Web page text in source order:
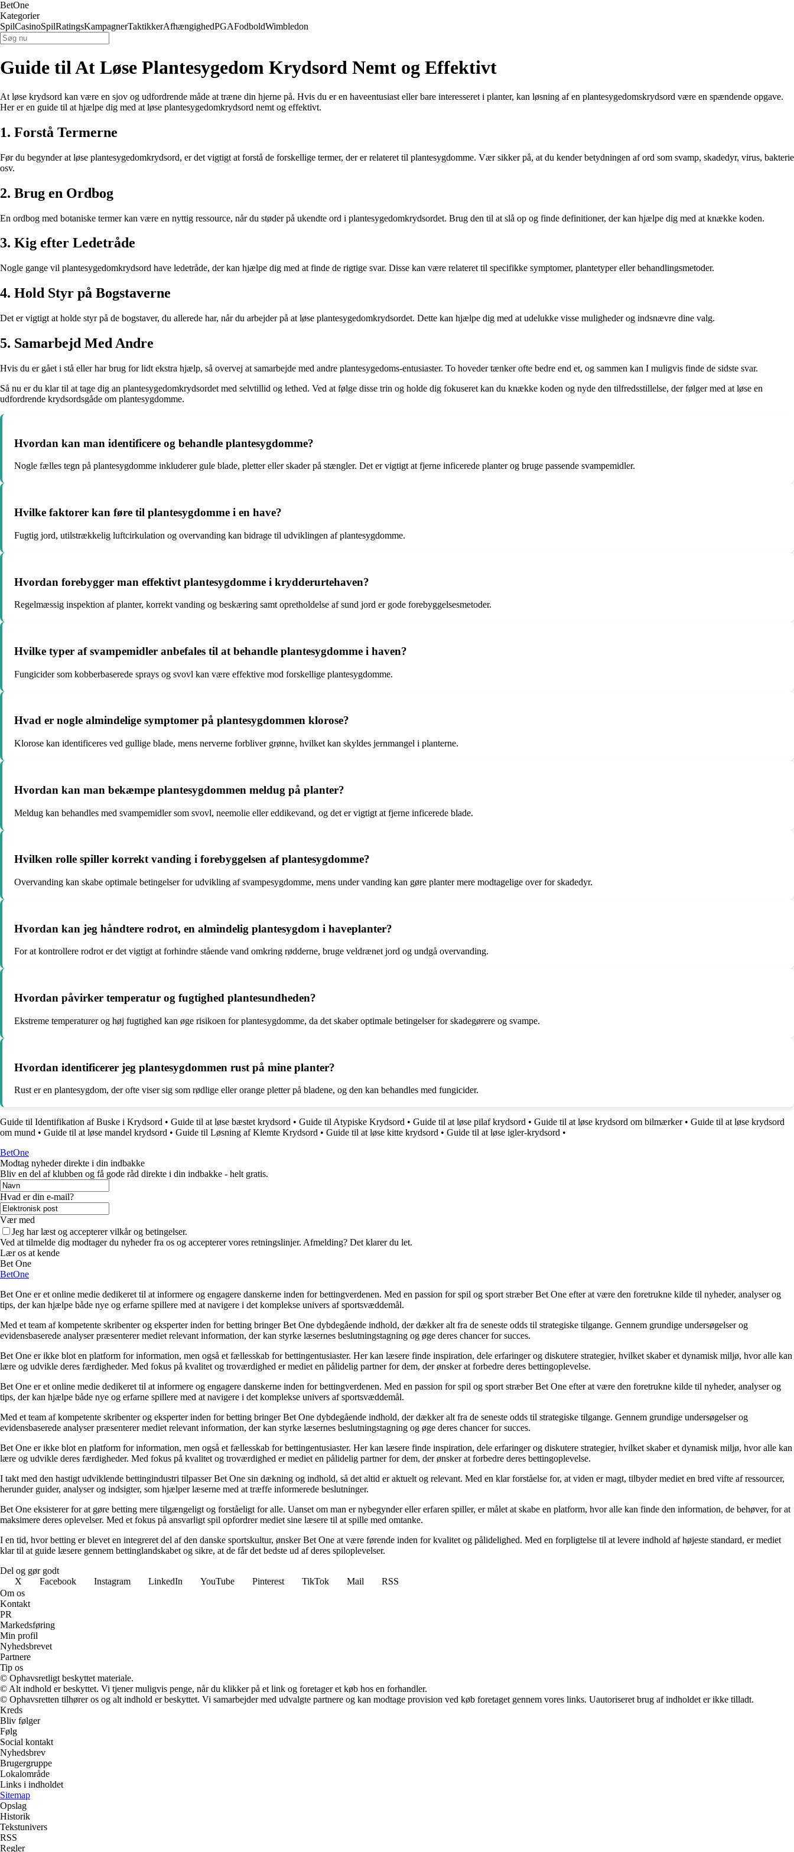
BetOne
Kategorier
SpilCasinoSpilRatingsKampagnerTaktikkerAfhængighedPGAFodboldWimbledon
Guide til At Løse Plantesygedom Krydsord Nemt og Effektivt
At løse krydsord kan være en sjov og udfordrende måde at træne din hjerne på. Hvis du er en haveentusiast eller bare interesseret i planter, kan løsning af en plantesygedomskrydsord være en spændende opgave.
Her er en guide til at hjælpe dig med at løse plantesygedomkrydsord nemt og effektivt.
1. Forstå Termerne
Før du begynder at løse plantesygedomkrydsord, er det vigtigt at forstå de forskellige termer, der er relateret til plantesygdomme. Vær sikker på, at du kender betydningen af ord som svamp, skadedyr, virus, bakterie
osv.
2. Brug en Ordbog
En ordbog med botaniske termer kan være en nyttig ressource, når du støder på ukendte ord i plantesygedomkrydsordet. Brug den til at slå op og finde definitioner, der kan hjælpe dig med at knække koden.
3. Kig efter Ledetråde
Nogle gange vil plantesygedomkrydsord have ledetråde, der kan hjælpe dig med at finde de rigtige svar. Disse kan være relateret til specifikke symptomer, plantetyper eller behandlingsmetoder.
4. Hold Styr på Bogstaverne
Det er vigtigt at holde styr på de bogstaver, du allerede har, når du arbejder på at løse plantesygedomkrydsordet. Dette kan hjælpe dig med at udelukke visse muligheder og indsnævre dine valg.
5. Samarbejd Med Andre
Hvis du er gået i stå eller har brug for lidt ekstra hjælp, så overvej at samarbejde med andre plantesygedoms-entusiaster. To hoveder tænker ofte bedre end et, og sammen kan I muligvis finde de sidste svar.
Så nu er du klar til at tage dig an plantesygedomkrydsordet med selvtillid og lethed. Ved at følge disse trin og holde dig fokuseret kan du knække koden og nyde den tilfredsstillelse, der følger med at løse en
udfordrende krydsordsgåde om plantesygdomme.
Hvordan kan man identificere og behandle plantesygdomme?
Nogle fælles tegn på plantesygdomme inkluderer gule blade, pletter eller skader på stængler. Det er vigtigt at fjerne inficerede planter og bruge passende svampemidler.
Hvilke faktorer kan føre til plantesygdomme i en have?
Fugtig jord, utilstrækkelig luftcirkulation og overvanding kan bidrage til udviklingen af plantesygdomme.
Hvordan forebygger man effektivt plantesygdomme i krydderurtehaven?
Regelmæssig inspektion af planter, korrekt vanding og beskæring samt opretholdelse af sund jord er gode forebyggelsesmetoder.
Hvilke typer af svampemidler anbefales til at behandle plantesygdomme i haven?
Fungicider som kobberbaserede sprays og svovl kan være effektive mod forskellige plantesygdomme.
Hvad er nogle almindelige symptomer på plantesygdommen klorose?
Klorose kan identificeres ved gullige blade, mens nerverne forbliver grønne, hvilket kan skyldes jernmangel i planterne.
Hvordan kan man bekæmpe plantesygdommen meldug på planter?
Meldug kan behandles med svampemidler som svovl, neemolie eller eddikevand, og det er vigtigt at fjerne inficerede blade.
Hvilken rolle spiller korrekt vanding i forebyggelsen af plantesygdomme?
Overvanding kan skabe optimale betingelser for udvikling af svampesygdomme, mens under vanding kan gøre planter mere modtagelige over for skadedyr.
Hvordan kan jeg håndtere rodrot, en almindelig plantesygdom i haveplanter?
For at kontrollere rodrot er det vigtigt at forhindre stående vand omkring rødderne, bruge veldrænet jord og undgå overvanding.
Hvordan påvirker temperatur og fugtighed plantesundheden?
Ekstreme temperaturer og høj fugtighed kan øge risikoen for plantesygdomme, da det skaber optimale betingelser for skadegørere og svampe.
Hvordan identificerer jeg plantesygdommen rust på mine planter?
Rust er en plantesygdom, der ofte viser sig som rødlige eller orange pletter på bladene, og den kan behandles med fungicider.
Guide til Identifikation af Buske i Krydsord • Guide til at løse bæstet krydsord • Guide til Atypiske Krydsord • Guide til at løse pilaf krydsord • Guide til at løse krydsord om bilmærker• Guide til at løse krydsord
om mund • Guide til at løse mandel krydsord • Guide til Løsning af Klemte Krydsord • Guide til at løse kitte krydsord • Guide til at løse igler-krydsord •
BetOne
Modtag nyheder direkte i din indbakke
Bliv en del af klubben og få gode råd direkte i din indbakke - helt gratis.
Hvad er din e-mail?
Vær med
Jeg har læst og accepterer vilkår og betingelser.
Ved at tilmelde dig modtager du nyheder fra os og accepterer vores retningslinjer. Afmelding? Det klarer du let.
Lær os at kende
Bet One
BetOne
Bet One er et online medie dedikeret til at informere og engagere danskerne inden for bettingverdenen. Med en passion for spil og sport stræber Bet One efter at være den foretrukne kilde til nyheder, analyser og
tips, der kan hjælpe både nye og erfarne spillere med at navigere i det komplekse univers af sportsvæddemål.
Med et team af kompetente skribenter og eksperter inden for betting bringer Bet One dybdegående indhold, der dækker alt fra de seneste odds til strategiske tilgange. Gennem grundige undersøgelser og
evidensbaserede analyser præsenterer mediet relevant information, der kan styrke læsernes beslutningstagning og øge deres chancer for succes.
Bet One er ikke blot en platform for information, men også et fællesskab for bettingentusiaster. Her kan læsere finde inspiration, dele erfaringer og diskutere strategier, hvilket skaber et dynamisk miljø, hvor alle kan
lære og udvikle deres færdigheder. Med fokus på kvalitet og troværdighed er mediet en pålidelig partner for dem, der ønsker at forbedre deres bettingoplevelse.
Bet One er et online medie dedikeret til at informere og engagere danskerne inden for bettingverdenen. Med en passion for spil og sport stræber Bet One efter at være den foretrukne kilde til nyheder, analyser og
tips, der kan hjælpe både nye og erfarne spillere med at navigere i det komplekse univers af sportsvæddemål.
Med et team af kompetente skribenter og eksperter inden for betting bringer Bet One dybdegående indhold, der dækker alt fra de seneste odds til strategiske tilgange. Gennem grundige undersøgelser og
evidensbaserede analyser præsenterer mediet relevant information, der kan styrke læsernes beslutningstagning og øge deres chancer for succes.
Bet One er ikke blot en platform for information, men også et fællesskab for bettingentusiaster. Her kan læsere finde inspiration, dele erfaringer og diskutere strategier, hvilket skaber et dynamisk miljø, hvor alle kan
lære og udvikle deres færdigheder. Med fokus på kvalitet og troværdighed er mediet en pålidelig partner for dem, der ønsker at forbedre deres bettingoplevelse.
I takt med den hastigt udviklende bettingindustri tilpasser Bet One sin dækning og indhold, så det altid er aktuelt og relevant. Med en klar forståelse for, at viden er magt, tilbyder mediet en bred vifte af ressourcer,
herunder guider, analyser og indsigter, som hjælper læserne med at træffe informerede beslutninger.
Bet One eksisterer for at gøre betting mere tilgængeligt og forståeligt for alle. Uanset om man er nybegynder eller erfaren spiller, er målet at skabe en platform, hvor alle kan finde den information, de behøver, for at
maksimere deres oplevelser. Med et fokus på ansvarligt spil opfordrer mediet sine læsere til at spille med omtanke.
I en tid, hvor betting er blevet en integreret del af den danske sportskultur, ønsker Bet One at være førende inden for kvalitet og pålidelighed. Med en forpligtelse til at levere indhold af højeste standard, er mediet
klar til at guide læsere gennem bettinglandskabet og sikre, at de får det bedste ud af deres spiloplevelser.
Del og gør godt
X
Facebook Instagram LinkedIn YouTube Pinterest TikTok Mail
RSS
Om os
Kontakt
PR
Markedsføring
Min profil
Nyhedsbrevet
Partnere
Tip os
© Ophavsretligt beskyttet materiale.
© Alt indhold er beskyttet. Vi tjener muligvis penge, når du klikker på et link og foretager et køb hos en forhandler.
© Ophavsretten tilhører os og alt indhold er beskyttet. Vi samarbejder med udvalgte partnere og kan modtage provision ved køb foretaget gennem vores links. Uautoriseret brug af indholdet er ikke tilladt.
Kreds
Bliv følger
Følg
Social kontakt
Nyhedsbrev
Brugergruppe
Lokalområde
Links i indholdet
Sitemap
Opslag
Historik
Tekstunivers
RSS
Regler